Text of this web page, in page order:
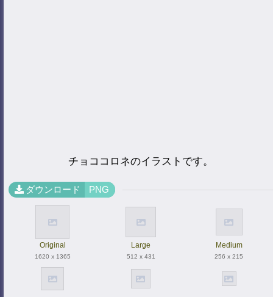
チョココロネのイラストです。
ダウンロード PNG
Original
1620 x 1365
Large
512 x 431
Medium
256 x 215